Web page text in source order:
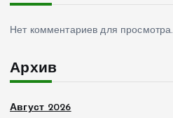
Нет комментариев для просмотра.
Архив
Август 2026